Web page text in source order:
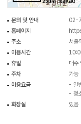
문의 및 안내
02-
홈페이지
주소
서울
이용시간
휴일
매주
주차
가능
이용요금
- 일
- 청
화장실
있음